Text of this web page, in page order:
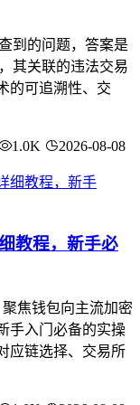
到的问题，答案是
其关联的违法交易
的可追溯性、交
1.0K 2026-08-08
教程，新手必
焦钱包向主流加密
手入门必备的实操
应链选择、交易所